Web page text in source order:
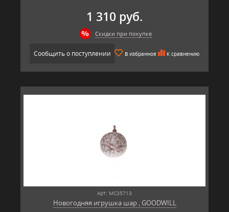
1 310 руб.
Скидки при покупке
Сообщить о поступлении В избранное К сравнению
Арт: MC35713
Новогодняя игрушка шар , GOODWILL